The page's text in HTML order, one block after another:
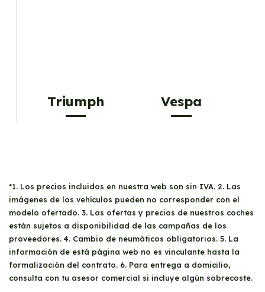
Triumph Vespa
*1. Los precios incluidos en nuestra web son sin IVA. 2. Las
imágenes de los vehículos pueden no corresponder con el
modelo ofertado. 3. Las ofertas y precios de nuestros coches
están sujetos a disponibilidad de las campañas de los
proveedores. 4. Cambio de neumáticos obligatorios. 5. La
información de está página web no es vinculante hasta la
formalización del contrato. 6. Para entrega a domicilio,
consulta con tu asesor comercial si incluye algún sobrecoste.